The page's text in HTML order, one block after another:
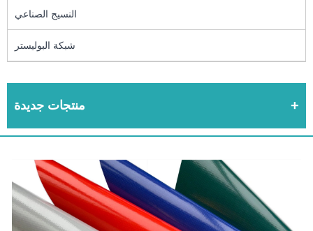
النسيج الصناعي
شبكة البوليستر
منتجات جديدة